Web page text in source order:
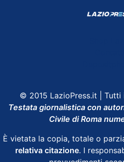
© 2015 LazioPress.it | Tutti
Testata giornalistica con
Civile di Roma
È vietata la copia, totale o
relativa citazione. I